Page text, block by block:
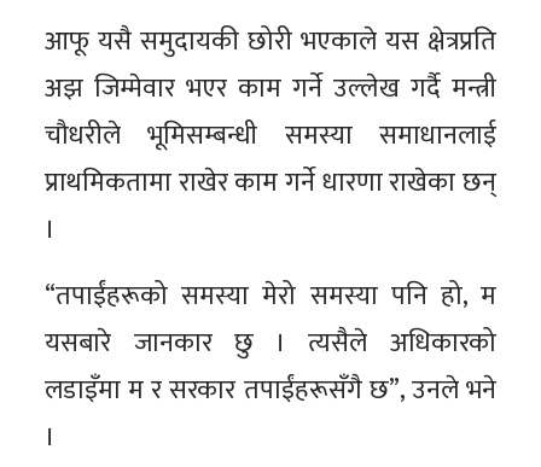
आफू यसै समुदायकी छोरी भएकाले यस क्षेत्रप्रति
अझ जिम्मेवार भएर काम गर्ने उल्लेख गर्दै मन्त्री
चौधरीले भूमिसम्बन्धी समस्या समाधानलाई
प्राथमिकतामा राखेर काम गर्ने धारणा राखेका छन्
।
“तपाईंहरूको समस्या मेरो समस्या पनि हो, म
यसबारे जानकार छु । त्यसैले अधिकारको
लडाइँमा म र सरकार तपाईंहरूसँगै छ”, उनले भने
।